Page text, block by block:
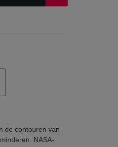
de contouren van
NASA-